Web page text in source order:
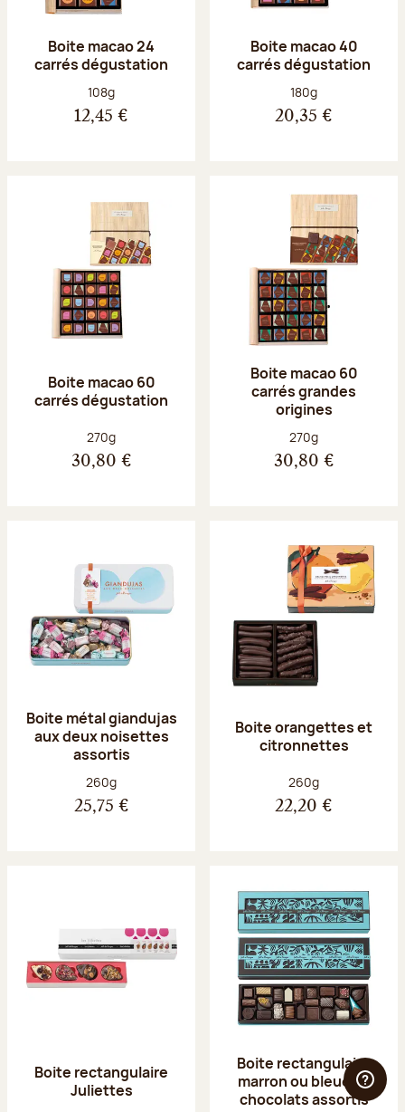
Boite macao 24
carrés dégustation
Poids net :
108g
12,45 €
Boite macao 40
carrés dégustation
Poids net :
180g
20,35 €
Boite macao 60
carrés dégustation
Poids net :
270g
30,80 €
Boite macao 60
carrés grandes
origines
Poids net :
270g
30,80 €
Boite métal giandujas
aux deux noisettes
assortis
Poids net :
260g
25,75 €
Boite orangettes et
citronnettes
Poids net :
260g
22,20 €
Boite rectangulaire
Juliettes
Boite rectangulaire
marron ou bleue 23
chocolats assortis